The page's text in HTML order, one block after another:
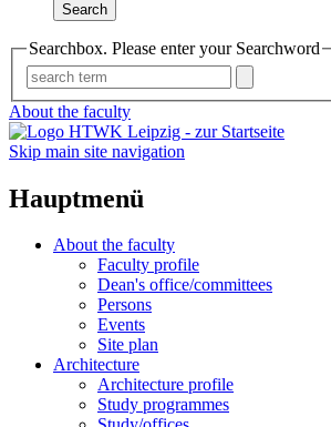
Search
Searchbox. Please enter your Searchword
About the faculty
Skip main site navigation
Hauptmenü
About the faculty
Faculty profile
Dean's office/committees
Persons
Events
Site plan
Architecture
Architecture profile
Study programmes